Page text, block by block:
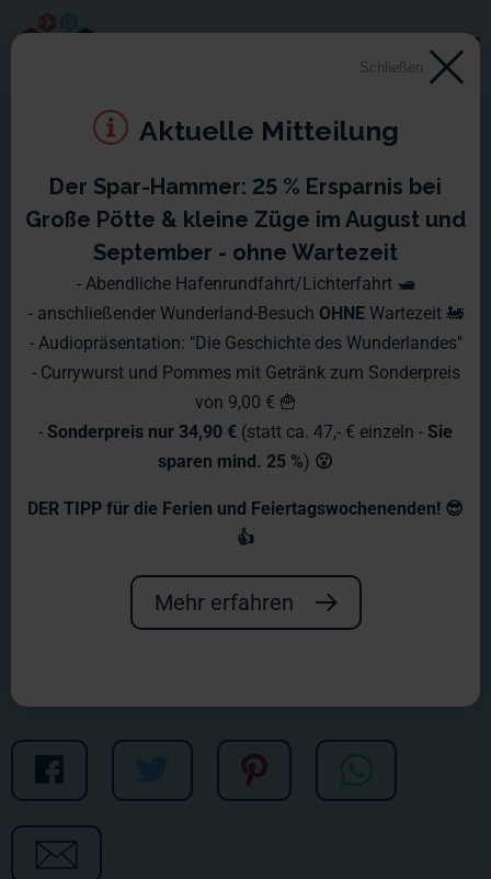
Wochenbericht Nr. 1183
gibt es im Bericht dieser Woche.
Schließen
Aktuelle Mitteilung
Der Spar-Hammer: 25 % Ersparnis bei
Große Pötte & kleine Züge im August und
September - ohne Wartezeit
- Abendliche Hafenrundfahrt/Lichterfahrt 🛥️
- anschließender Wunderland-Besuch OHNE Wartezeit 🚂
- Audiopräsentation: "Die Geschichte des Wunderlandes"
- Currywurst und Pommes mit Getränk zum Sonderpreis
von 9,00 € 🍟
- Sonderpreis nur 34,90 € (statt ca. 47,- € einzeln - Sie
sparen mind. 25 %) 😮
DER TIPP für die Ferien und Feiertagswochenenden! 😎
👍
Mehr erfahren